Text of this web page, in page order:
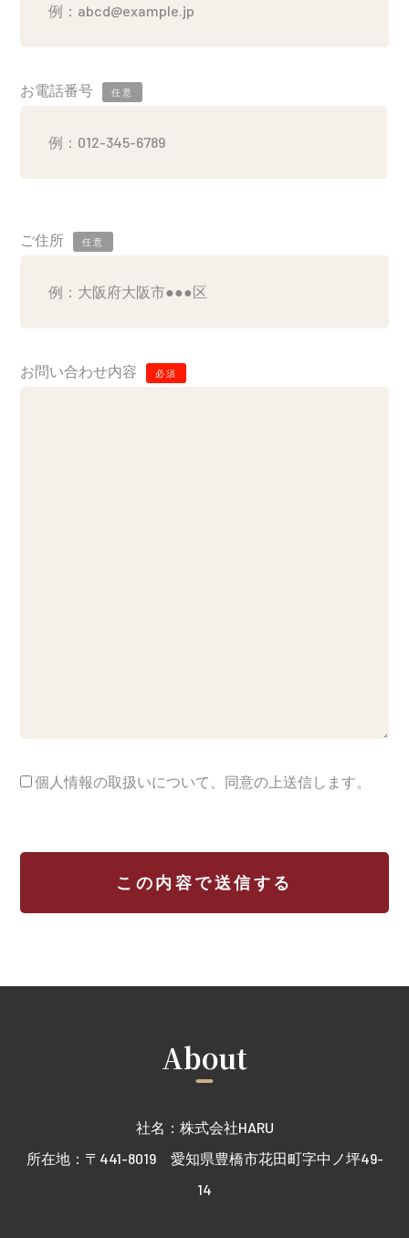
お電話番号 任意
ご住所 任意
お問い合わせ内容 必須
個人情報の取扱いについて、同意の上送信します。
About
社名：株式会社HARU
所在地：〒441-8019 愛知県豊橋市花田町字中ノ坪49-
14